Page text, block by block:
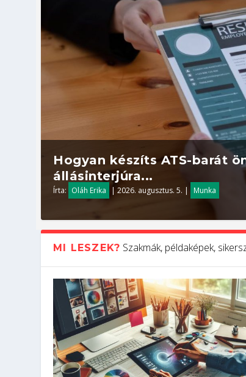
Hogyan készíts ATS-barát
állásinterjúra...
Írta: Oláh Erika |2026. augusztus. 5. | Munka
MI LESZEK? Szakmák, példaképek,